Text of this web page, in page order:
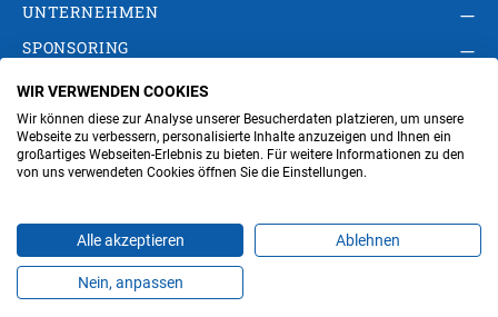
Produkte Favoriten Themen
UNTERNEHMEN
SPONSORING
AGB Privacy Policy
Impressum
Cookie-Einstellungen ändern
Verwaltung
WIR VERWENDEN COOKIES
Wir können diese zur Analyse unserer Besucherdaten platzieren, um unsere
Webseite zu verbessern, personalisierte Inhalte anzuzeigen und Ihnen ein
großartiges Webseiten-Erlebnis zu bieten. Für weitere Informationen zu den
von uns verwendeten Cookies öffnen Sie die Einstellungen.
Alle akzeptieren Ablehnen
Nein, anpassen